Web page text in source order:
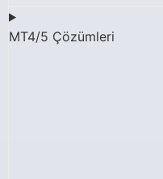
MT4/5 Çözümleri